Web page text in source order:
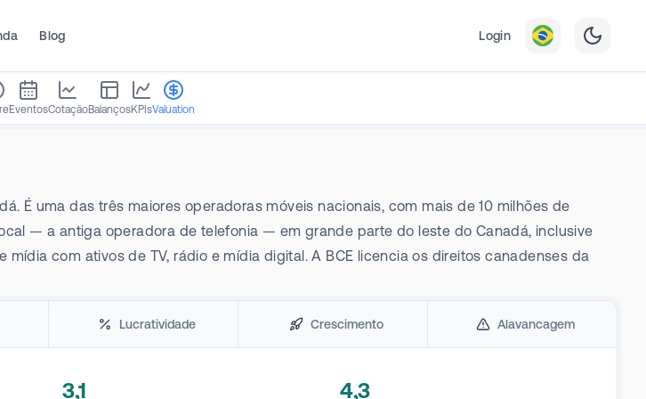
Blog Login
EventosCotaçãoBalançosKPIsValuation
É uma das três maiores operadoras móveis nacionais, com mais de 10 milhões de
— a antiga operadora de telefonia — em grande parte do leste do Canadá, inclusive
com ativos de TV, rádio e mídia digital. A BCE licencia os direitos canadenses da
Lucratividade Crescimento Alavancagem
3,1 4,3